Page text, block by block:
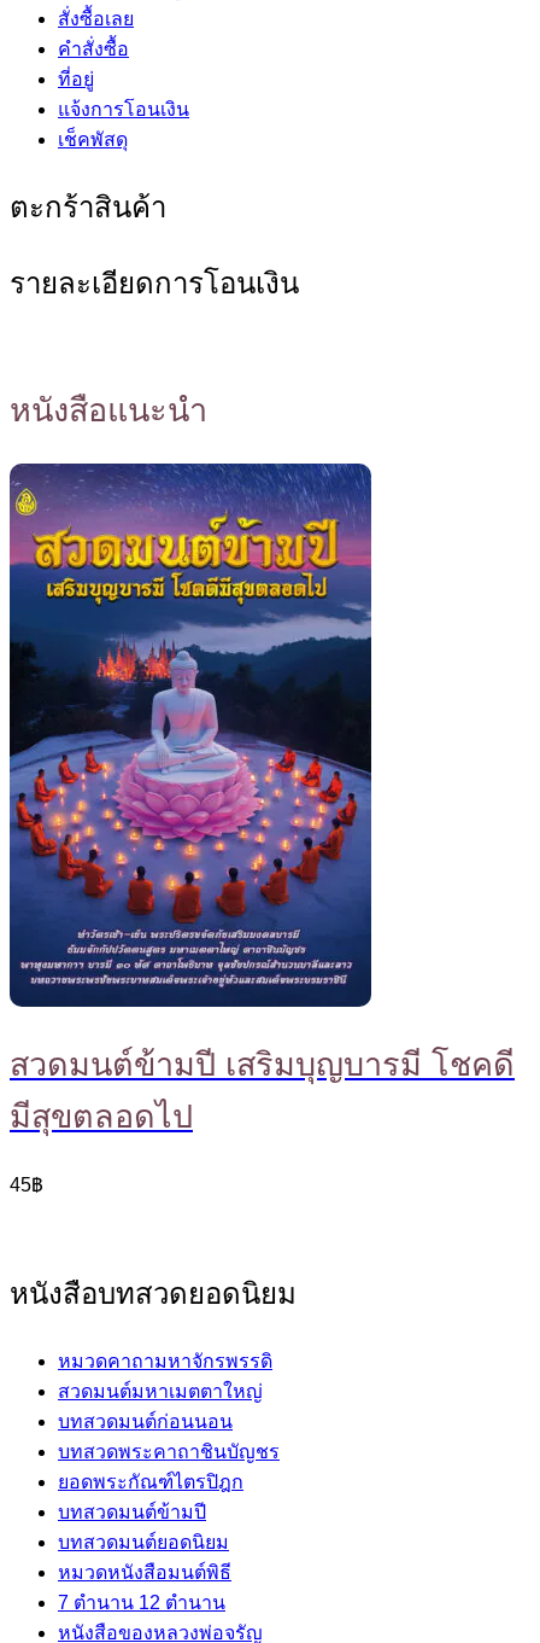
สั่งซื้อเลย
คำสั่งซื้อ
ที่อยู่
แจ้งการโอนเงิน
เช็คพัสดุ
ตะกร้าสินค้า
รายละเอียดการโอนเงิน
หนังสือแนะนำ
สวดมนต์ข้ามปี เสริมบุญบารมี โชคดี
มีสุขตลอดไป
45฿
หนังสือบทสวดยอดนิยม
หมวดคาถามหาจักรพรรดิ
สวดมนต์มหาเมตตาใหญ่
บทสวดมนต์ก่อนนอน
บทสวดพระคาถาชินบัญชร
ยอดพระกัณฑ์ไตรปิฎก
บทสวดมนต์ข้ามปี
บทสวดมนต์ยอดนิยม
หมวดหนังสือมนต์พิธี
7 ตำนาน 12 ตำนาน
หนังสือของหลวงพ่อจรัญ